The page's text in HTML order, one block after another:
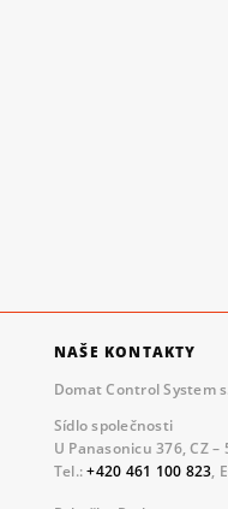
NAŠE KONTAKTY
Domat Control System
Sídlo společnosti
U Panasonicu 376, CZ
Tel.:+420 461 100 823,